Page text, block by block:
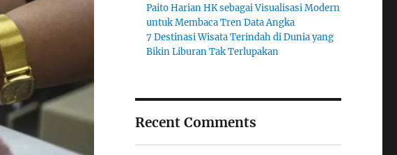
Paito Harian HK sebagai Visualisasi Modern
untuk Membaca Tren Data Angka
7 Destinasi Wisata Terindah di Dunia yang
Bikin Liburan Tak Terlupakan
Recent Comments